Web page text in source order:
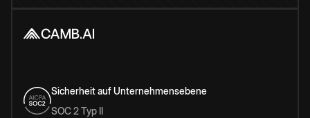
Sicherheit auf Unternehmensebene
SOC 2 Typ II